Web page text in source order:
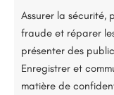
Assurer la sécurité,
fraude et réparer
présenter des
Enregistrer et
matière de
Nettoyage et
maison
Lire plus